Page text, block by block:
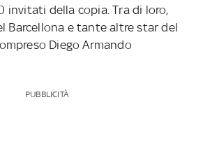
invitati della copia. Tra di loro,
Barcellona e tante altre star del
Diego Armando
PUBBLICITÀ